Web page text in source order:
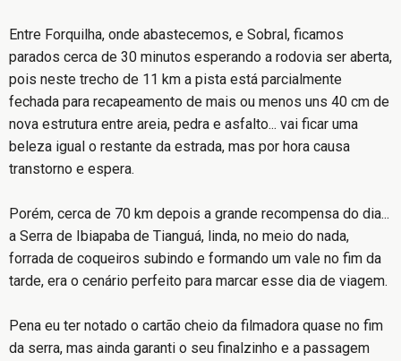
Entre Forquilha, onde abastecemos, e Sobral, ficamos
parados cerca de 30 minutos esperando a rodovia ser aberta,
pois neste trecho de 11 km a pista está parcialmente
fechada para recapeamento de mais ou menos uns 40 cm de
nova estrutura entre areia, pedra e asfalto... vai ficar uma
beleza igual o restante da estrada, mas por hora causa
transtorno e espera.
Porém, cerca de 70 km depois a grande recompensa do dia...
a Serra de Ibiapaba de Tianguá, linda, no meio do nada,
forrada de coqueiros subindo e formando um vale no fim da
tarde, era o cenário perfeito para marcar esse dia de viagem.
Pena eu ter notado o cartão cheio da filmadora quase no fim
da serra, mas ainda garanti o seu finalzinho e a passagem